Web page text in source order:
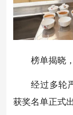
榜单揭晓
经过多轮
获奖名单正式出